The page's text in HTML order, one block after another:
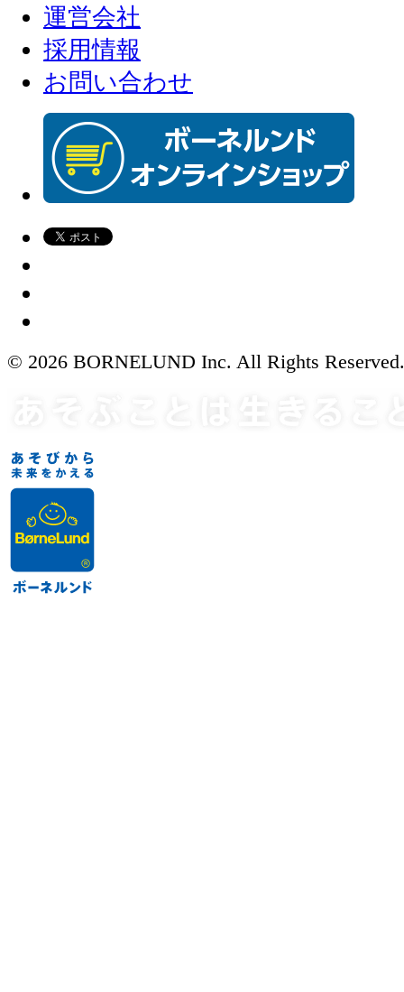
運営会社
採用情報
お問い合わせ
© 2026 BORNELUND Inc. All Rights Reserved.